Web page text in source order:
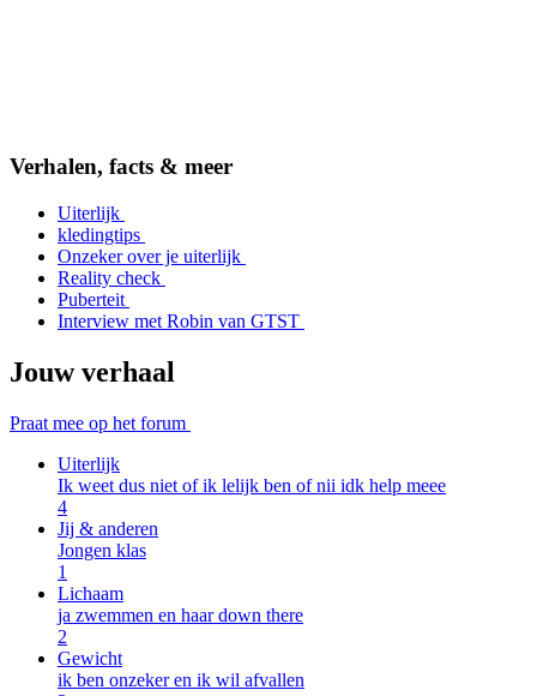
2
Verhalen, facts & meer
Uiterlijk
kledingtips
Onzeker over je uiterlijk
Reality check
Puberteit
Interview met Robin van GTST
Jouw verhaal
Praat mee op het forum
Uiterlijk
Ik weet dus niet of ik lelijk ben of nii idk help meee
4
Jij & anderen
Jongen klas
1
Lichaam
ja zwemmen en haar down there
2
Gewicht
ik ben onzeker en ik wil afvallen